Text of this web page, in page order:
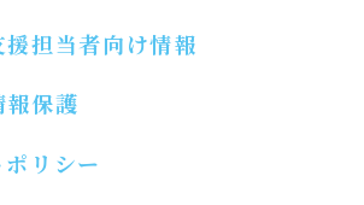
援担当者向け情報
保護
リシー